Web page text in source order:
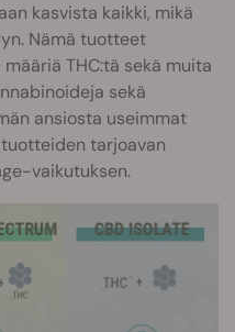
kasvista kaikki, mikä
Nämä tuotteet
THC:tä sekä muita
sekä
ansiosta useimmat
tarjoavan
vaikutuksen.